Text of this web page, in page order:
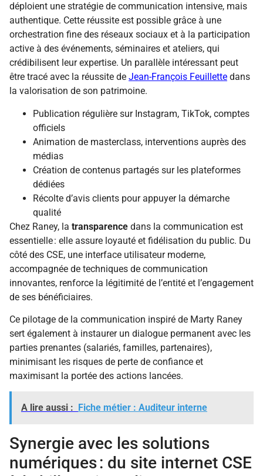
déploient une stratégie de communication intensive, mais
authentique. Cette réussite est possible grâce à une
orchestration fine des réseaux sociaux et à la participation
active à des événements, séminaires et ateliers, qui
crédibilisent leur expertise. Un parallèle intéressant peut
être tracé avec la réussite de Jean-François Feuillette dans
la valorisation de son patrimoine.
Publication régulière sur Instagram, TikTok, comptes
officiels
Animation de masterclass, interventions auprès des
médias
Création de contenus partagés sur les plateformes
dédiées
Récolte d’avis clients pour appuyer la démarche
qualité
Chez Raney, la transparence dans la communication est
essentielle : elle assure loyauté et fidélisation du public. Du
côté des CSE, une interface utilisateur moderne,
accompagnée de techniques de communication
innovantes, renforce la légitimité de l’entité et l’engagement
de ses bénéficiaires.
Ce pilotage de la communication inspiré de Marty Raney
sert également à instaurer un dialogue permanent avec les
parties prenantes (salariés, familles, partenaires),
minimisant les risques de perte de confiance et
maximisant la portée des actions lancées.
A lire aussi : Fiche métier : Auditeur interne
Synergie avec les solutions
numériques : du site internet CSE